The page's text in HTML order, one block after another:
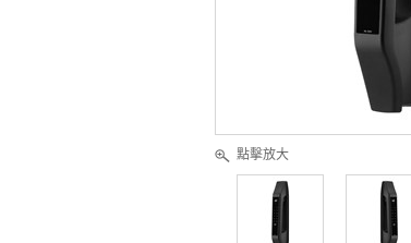
點擊放大